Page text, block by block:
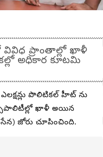
లో వివిధ ప్రాంతాల్లో ఖాళీ
అధికార కూట‌మి
పొలిటిక‌ల్ హీట్ ను
ఖాళీ అయిన
జోరు చూపించింది.